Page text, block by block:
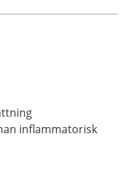
inflammatorisk